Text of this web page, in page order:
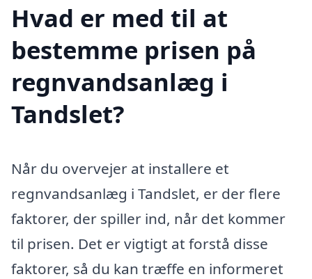
Hvad er med til at
bestemme prisen på
regnvandsanlæg i
Tandslet?
Når du overvejer at installere et
regnvandsanlæg i Tandslet, er der flere
faktorer, der spiller ind, når det kommer
til prisen. Det er vigtigt at forstå disse
faktorer, så du kan træffe en informeret